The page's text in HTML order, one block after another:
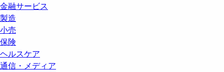
金融サービス
製造
小売
保険
ヘルスケア
通信・メディア